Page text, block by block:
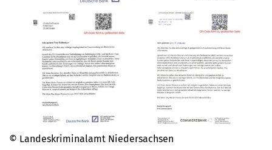
© Landeskriminalamt Niedersachsen